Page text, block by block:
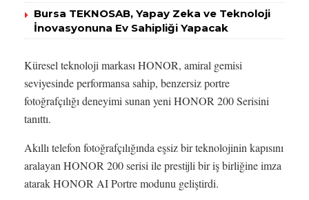
Bursa TEKNOSAB, Yapay Zeka ve Teknoloji
İnovasyonuna Ev Sahipliği Yapacak
Küresel teknoloji markası HONOR, amiral gemisi
seviyesinde performansa sahip, benzersiz portre
fotoğrafçılığı deneyimi sunan yeni HONOR 200 Serisini
tanıttı.
Akıllı telefon fotoğrafçılığında eşsiz bir teknolojinin kapısını
aralayan HONOR 200 serisi ile prestijli bir iş birliğine imza
atarak HONOR AI Portre modunu geliştirdi.